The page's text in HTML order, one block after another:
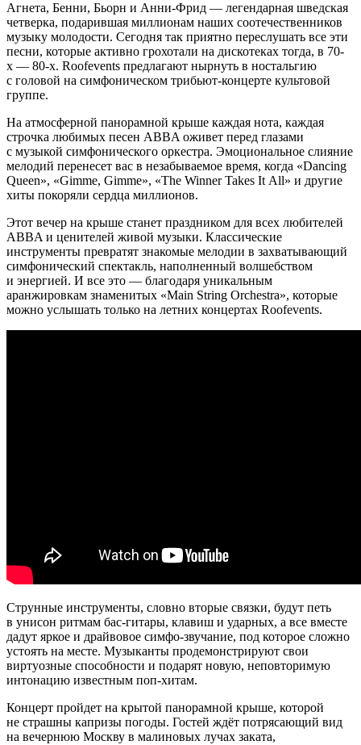
Агнета, Бенни, Бьорн и Анни-Фрид — легендарная шведская
четверка, подарившая миллионам наших соотечественников
музыку молодости. Сегодня так приятно переслушать все эти
песни, которые активно грохотали на дискотеках тогда, в 70-
х — 80-х. Roofevents предлагают нырнуть в ностальгию
с головой на симфоническом трибьют-концерте культовой
группе.
На атмосферной панорамной крыше каждая нота, каждая
строчка любимых песен ABBA оживет перед глазами
с музыкой симфонического оркестра. Эмоциональное слияние
мелодий перенесет вас в незабываемое время, когда «Dancing
Queen», «Gimme, Gimme», «The Winner Takes It All» и другие
хиты покоряли сердца миллионов.
Этот вечер на крыше станет праздником для всех любителей
ABBA и ценителей живой музыки. Классические
инструменты превратят знакомые мелодии в захватывающий
симфонический спектакль, наполненный волшебством
и энергией. И все это — благодаря уникальным
аранжировкам знаменитых «Main String Orchestra», которые
можно услышать только на летних концертах Roofevents.
Струнные инструменты, словно вторые связки, будут петь
в унисон ритмам бас-гитары, клавиш и ударных, а все вместе
дадут яркое и драйвовое симфо-звучание, под которое сложно
устоять на месте. Музыканты продемонстрируют свои
виртуозные способности и подарят новую, неповторимую
интонацию известным поп-хитам.
Концерт пройдет на крытой панорамной крыше, которой
не страшны капризы погоды. Гостей ждёт потрясающий вид
на вечернюю Москву в малиновых лучах заката,